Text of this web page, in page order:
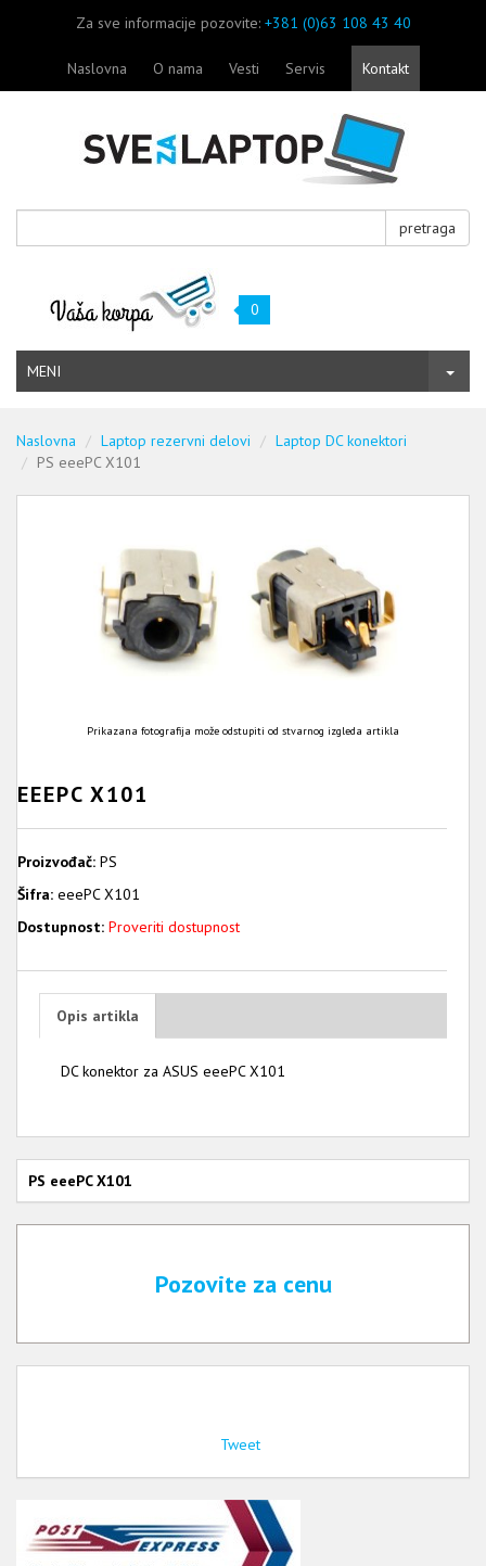
Za sve informacije pozovite: +381 (0)63 108 43 40
Naslovna O nama Vesti Servis Kontakt
pretraga
0
MENI
Naslovna Laptop rezervni delovi
Laptop DC konektori
PS eeePC X101
Prikazana fotografija može odstupiti od stvarnog izgleda artikla
EEEPC X101
Proizvođač: PS
Šifra: eeePC X101
Dostupnost: Proveriti dostupnost
Opis artikla
DC konektor za ASUS eeePC X101
PS eeePC X101
Pozovite za cenu
Tweet